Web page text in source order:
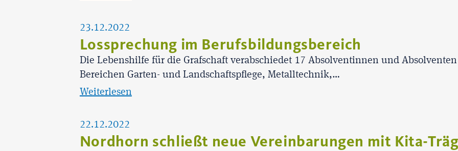
23.12.2022
Lossprechung im Berufsbildungsbereich
Die Lebenshilfe für die Grafschaft verabschiedet 17 Absolventinnen und Absolventen
Bereichen Garten- und Landschaftspflege, Metalltechnik,…
Weiterlesen
22.12.2022
Nordhorn schließt neue Vereinbarungen mit Kita-